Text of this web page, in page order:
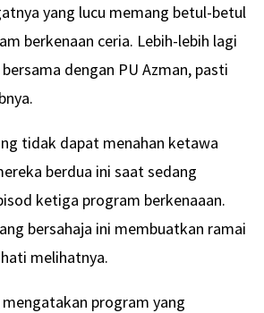
yang lucu memang betul-betul
berkenaan ceria. Lebih-lebih lagi
dengan PU Azman, pasti
tidak dapat menahan ketawa
berdua ini saat sedang
ketiga program berkenaaan.
bersahaja ini membuatkan ramai
melihatnya.
program yang